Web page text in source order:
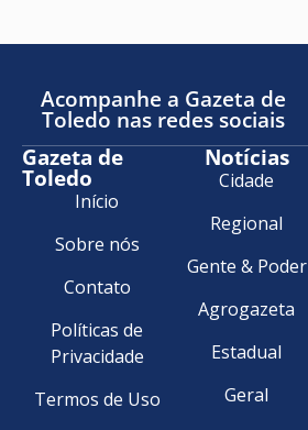
Acompanhe a Gazeta de
Toledo nas redes sociais
Gazeta de
Toledo
Início
Sobre nós
Contato
Políticas de
Privacidade
Termos de Uso
Notícias
Cidade
Regional
Gente & Poder
Agrogazeta
Estadual
Geral